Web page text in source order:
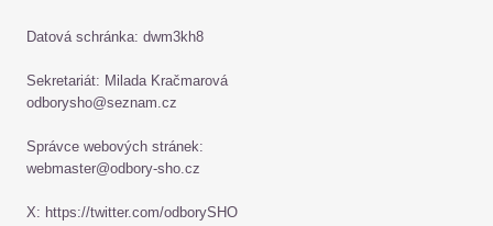
Datová schránka: dwm3kh8
Sekretariát: Milada Kračmarová
odborysho@seznam.cz
Správce webových stránek:
webmaster@odbory-sho.cz
X: https://twitter.com/odborySHO